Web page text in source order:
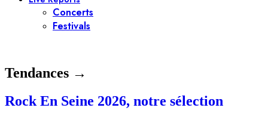
Concerts
Festivals
Tendances →
Rock En Seine 2026, notre sélection